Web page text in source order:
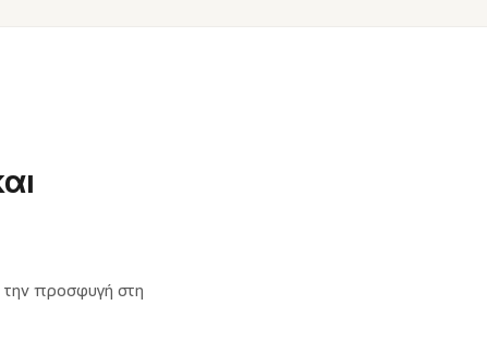
την προσφυγή στη